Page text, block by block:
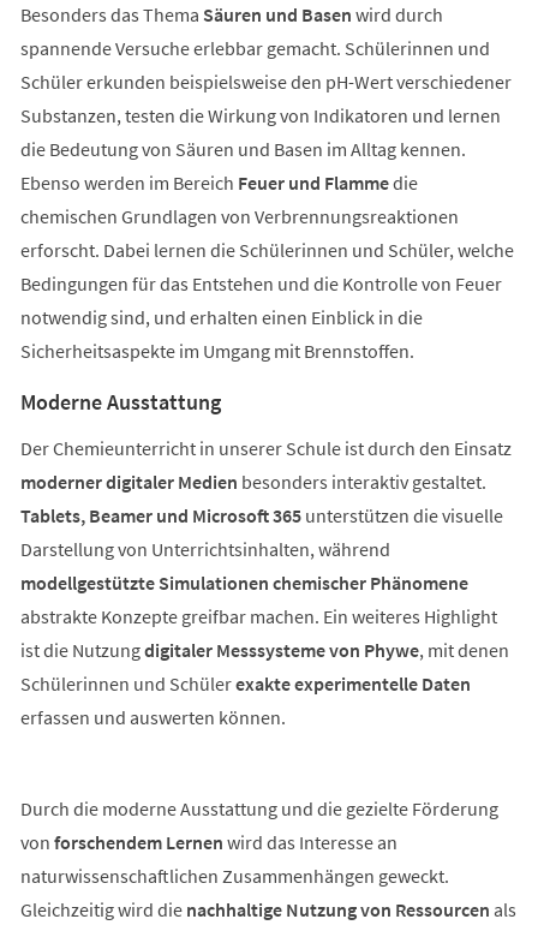
Besonders das Thema Säuren und Basen wird durch
spannende Versuche erlebbar gemacht. Schülerinnen und
Schüler erkunden beispielsweise den pH-Wert verschiedener
Substanzen, testen die Wirkung von Indikatoren und lernen
die Bedeutung von Säuren und Basen im Alltag kennen.
Ebenso werden im Bereich Feuer und Flammedie
chemischen Grundlagen von Verbrennungsreaktionen
erforscht. Dabei lernen die Schülerinnen und Schüler, welche
Bedingungen für das Entstehen und die Kontrolle von Feuer
notwendig sind, und erhalten einen Einblick in die
Sicherheitsaspekte im Umgang mit Brennstoffen.
Moderne Ausstattung
Der Chemieunterricht in unserer Schule ist durch den Einsatz
moderner digitaler Medien besonders interaktiv gestaltet.
Tablets, Beamer und Microsoft 365unterstützen die visuelle
Darstellung von Unterrichtsinhalten, während
modellgestützte Simulationen chemischer Phänomene
abstrakte Konzepte greifbar machen. Ein weiteres Highlight
ist die Nutzungdigitaler Messsysteme von Phywe, mit denen
Schülerinnen und Schülerexakte experimentelle Daten
erfassen und auswerten können.
Durch die moderne Ausstattung und die gezielte Förderung
von forschendem Lernen wird das Interesse an
naturwissenschaftlichen Zusammenhängen geweckt.
Gleichzeitig wird die nachhaltige Nutzung von Ressourcen als